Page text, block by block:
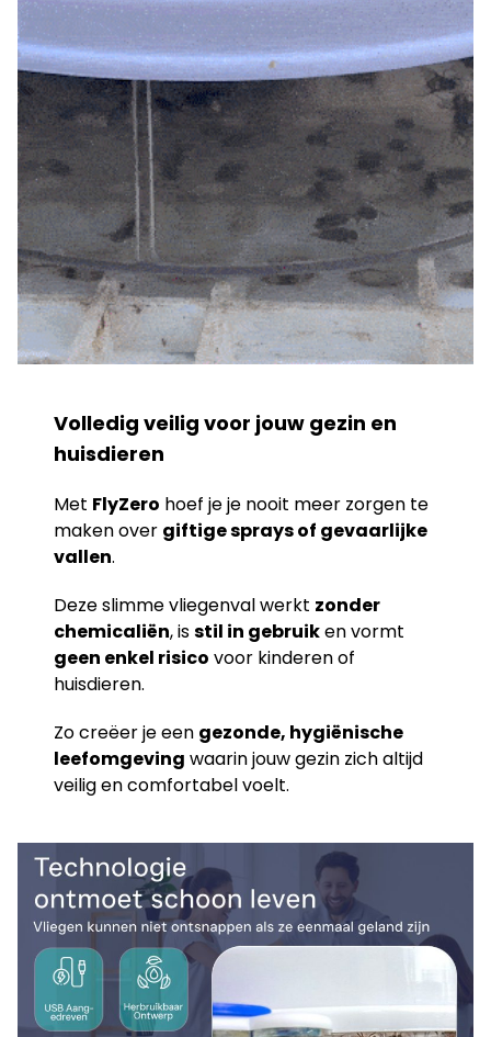
Volledig veilig voor jouw gezin en
huisdieren
Met FlyZero hoef je je nooit meer zorgen te
maken over giftige sprays of gevaarlijke
vallen.
Deze slimme vliegenval werkt zonder
chemicaliën, isstil in gebruiken vormt
geen enkel risico voor kinderen of
huisdieren.
Zo creëer je een gezonde, hygiënische
leefomgeving waarin jouw gezin zich altijd
veilig en comfortabel voelt.